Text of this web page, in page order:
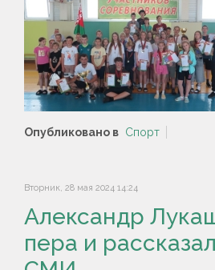
Опубликовано в Спорт
Вторник, 28 мая 2024 14:24
Александр
пера и